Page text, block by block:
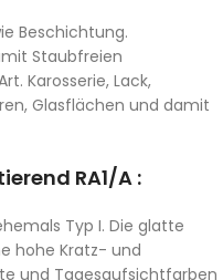
Beschichtung.
Staubfreien
Karosserie, Lack,
Glasflächen und damit
RA1/A :
Typ I. Die glatte
hohe Kratz- und
und Tagesaufsichtfarben